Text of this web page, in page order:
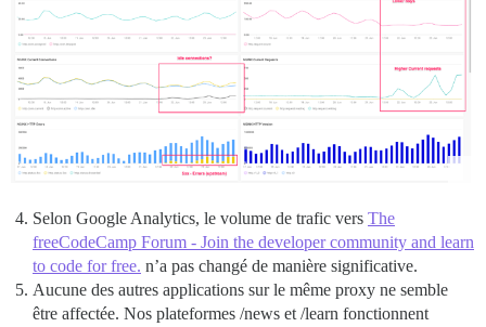
Selon Google Analytics, le volume de trafic vers The
freeCodeCamp Forum - Join the developer community and learn
to code for free. n’a pas changé de manière significative.
Aucune des autres applications sur le même proxy ne semble
être affectée. Nos plateformes /news et /learn fonctionnent